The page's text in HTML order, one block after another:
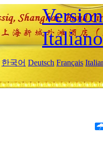
Italiano
한국어 Deutsch Français